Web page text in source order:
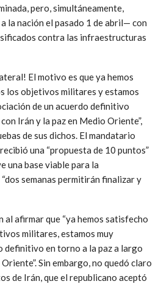
pero, simultáneamente,
la nación el pasado 1 de abril— con
contra las infraestructuras
El motivo es que ya hemos
los objetivos militares y estamos
de un acuerdo definitivo
Irán y la paz en Medio Oriente”,
de sus dichos. El mandatario
una “propuesta de 10 puntos”
una base viable para la
semanas permitirán finalizar y
al afirmar que “ya hemos satisfecho
militares, estamos muy
definitivo en torno a la paz a largo
Sin embargo, no quedó claro
de Irán, que el republicano aceptó